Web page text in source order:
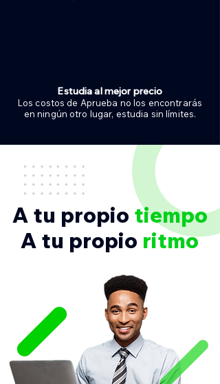
Estudia al mejor precio
Los costos de Aprueba no los encontrarás
en ningún otro lugar, estudia sin límites.
A tu propio tiempo
A tu propio ritmo